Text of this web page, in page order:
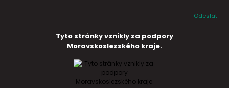
Odeslat
Tyto stránky vznikly za podpory
Moravskoslezského kraje.